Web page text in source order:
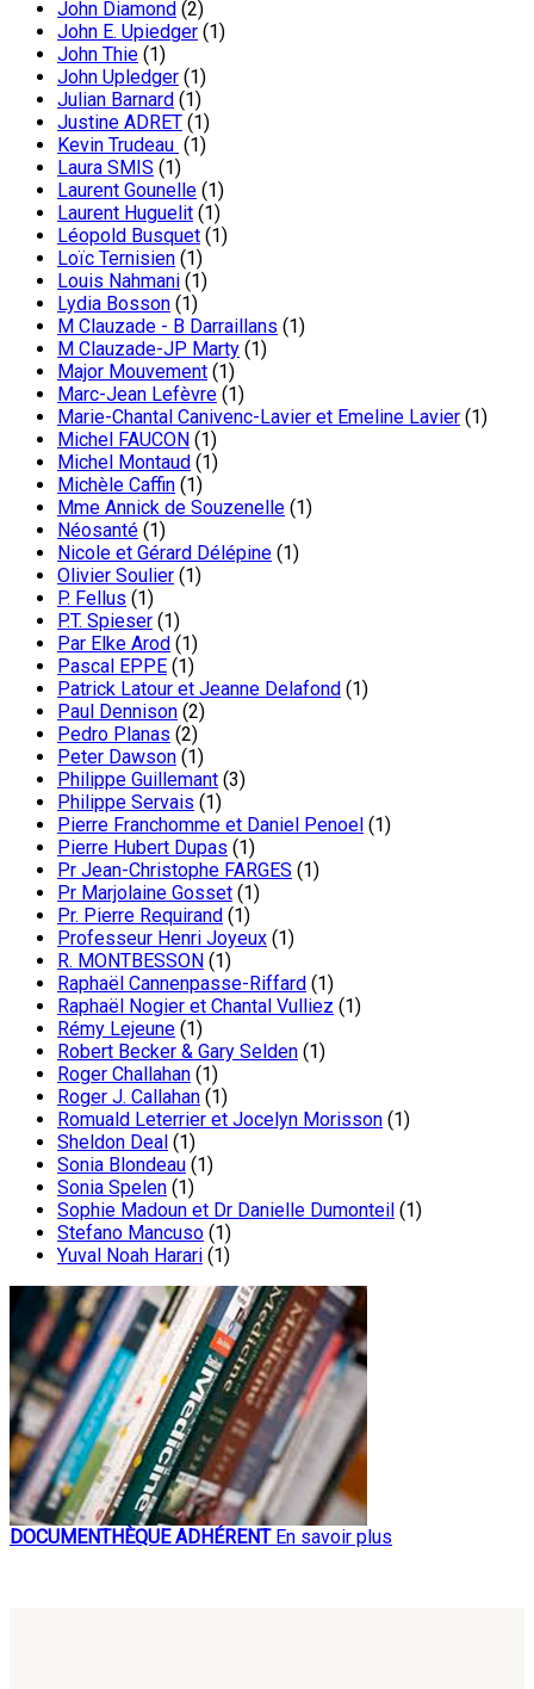
John Diamond (2)
John E. Upiedger (1)
John Thie (1)
John Upledger (1)
Julian Barnard (1)
Justine ADRET (1)
Kevin Trudeau (1)
Laura SMIS (1)
Laurent Gounelle (1)
Laurent Huguelit (1)
Léopold Busquet (1)
Loïc Ternisien (1)
Louis Nahmani (1)
Lydia Bosson (1)
M Clauzade - B Darraillans (1)
M Clauzade-JP Marty (1)
Major Mouvement (1)
Marc-Jean Lefèvre (1)
Marie-Chantal Canivenc-Lavier et Emeline Lavier (1)
Michel FAUCON (1)
Michel Montaud (1)
Michèle Caffin (1)
Mme Annick de Souzenelle (1)
Néosanté (1)
Nicole et Gérard Délépine (1)
Olivier Soulier (1)
P. Fellus (1)
P.T. Spieser (1)
Par Elke Arod (1)
Pascal EPPE (1)
Patrick Latour et Jeanne Delafond (1)
Paul Dennison (2)
Pedro Planas (2)
Peter Dawson (1)
Philippe Guillemant (3)
Philippe Servais (1)
Pierre Franchomme et Daniel Penoel (1)
Pierre Hubert Dupas (1)
Pr Jean-Christophe FARGES (1)
Pr Marjolaine Gosset (1)
Pr. Pierre Requirand (1)
Professeur Henri Joyeux (1)
R. MONTBESSON (1)
Raphaël Cannenpasse-Riffard (1)
Raphaël Nogier et Chantal Vulliez (1)
Rémy Lejeune (1)
Robert Becker & Gary Selden (1)
Roger Challahan (1)
Roger J. Callahan (1)
Romuald Leterrier et Jocelyn Morisson (1)
Sheldon Deal (1)
Sonia Blondeau (1)
Sonia Spelen (1)
Sophie Madoun et Dr Danielle Dumonteil (1)
Stefano Mancuso (1)
Yuval Noah Harari (1)
DOCUMENTHÈQUE ADHÉRENT En savoir plus